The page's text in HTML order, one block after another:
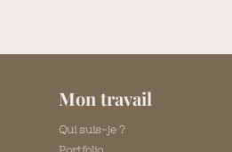
Mon travail
Qui suis-je ?